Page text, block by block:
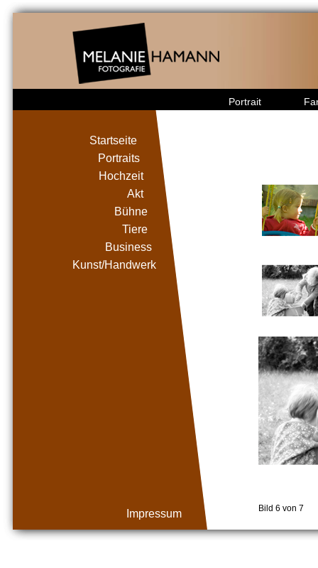
Portrait
Startseite
Portraits
Hochzeit
Akt
Bühne
Tiere
Business
Kunst/Handwerk
Impressum Bild 6 von 7